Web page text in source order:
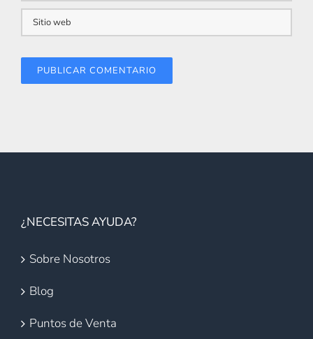
¿NECESITAS AYUDA?
Sobre Nosotros
Blog
Puntos de Venta